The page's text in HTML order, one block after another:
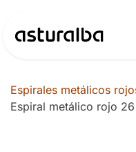
Espirales metálicos
Espiral metálico rojo